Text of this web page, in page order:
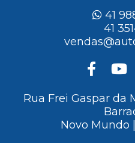
41
41
Rua Frei Gaspar da
Novo Mundo